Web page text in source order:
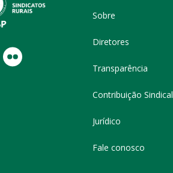
Sobre
Diretores
Transparência
Contribuição Sindical
Jurídico
Fale conosco